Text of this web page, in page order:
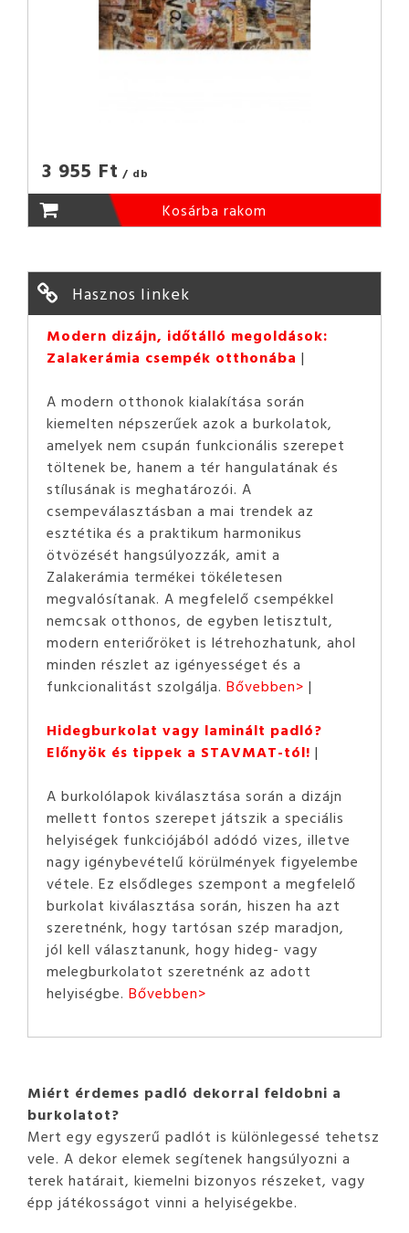
3 955 Ft / db
Kosárba rakom
Hasznos linkek
Modern dizájn, időtálló megoldások:
Zalakerámia csempék otthonába
A modern otthonok kialakítása során
kiemelten népszerűek azok a burkolatok,
amelyek nem csupán funkcionális szerepet
töltenek be, hanem a tér hangulatának és
stílusának is meghatározói. A
csempeválasztásban a mai trendek az
esztétika és a praktikum harmonikus
ötvözését hangsúlyozzák, amit a
Zalakerámia termékei tökéletesen
megvalósítanak. A megfelelő csempékkel
nemcsak otthonos, de egyben letisztult,
modern enteriőröket is létrehozhatunk, ahol
minden részlet az igényességet és a
funkcionalitást szolgálja. Bővebben>
Hidegburkolat vagy laminált padló?
Előnyök és tippek a STAVMAT-tól!
A burkolólapok kiválasztása során a dizájn
mellett fontos szerepet játszik a speciális
helyiségek funkciójából adódó vizes, illetve
nagy igénybevételű körülmények figyelembe
vétele. Ez elsődleges szempont a megfelelő
burkolat kiválasztása során, hiszen ha azt
szeretnénk, hogy tartósan szép maradjon,
jól kell választanunk, hogy hideg- vagy
melegburkolatot szeretnénk az adott
helyiségbe. Bővebben>
Miért érdemes padló dekorral feldobni a
burkolatot?
Mert egy egyszerű padlót is különlegessé tehetsz
vele. A dekor elemek segítenek hangsúlyozni a
terek határait, kiemelni bizonyos részeket, vagy
épp játékosságot vinni a helyiségekbe.